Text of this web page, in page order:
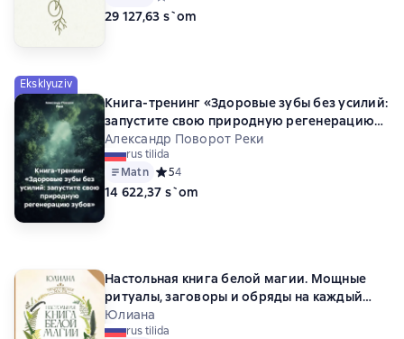
29 127,63 s`om
Eksklyuziv
Книга-тренинг «Здоровые зубы без усилий:
запустите свою природную регенерацию
зубов»
Александр Поворот Реки
rus tilida
Matn Средний рейтинг 5 на основе 4 оценок
54
14 622,37 s`om
Настольная книга белой магии. Мощные
ритуалы, заговоры и обряды на каждый
день. Сила свечей, чисел и энергии стихий
Юлиана
rus tilida